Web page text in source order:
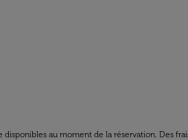
au moment de la réservation. Des